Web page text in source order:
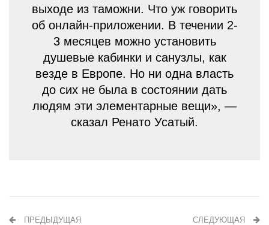
выходе из таможни. Что уж говорить
об онлайн-приложении. В течении 2-
3 месяцев можно установить
душевые кабинки и санузлы, как
везде в Европе. Но ни одна власть
до сих не была в состоянии дать
людям эти элементарные вещи», —
сказал Ренато Усатый.
ПРЕДЫДУЩАЯ СЛЕДУЮЩАЯ